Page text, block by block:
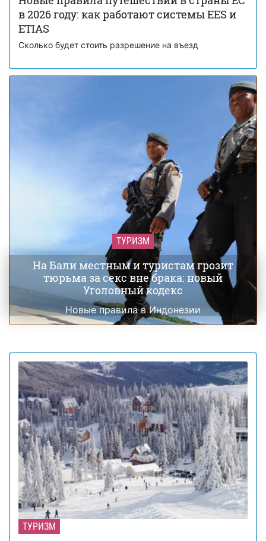
15 августа 13:05 Для украинцев действует программа
бесплатных авиарейсов в Канаду
в 2026 году: как работают системы EES и
ETIAS
Сколько будет стоить разрешение на въезд
ТУРИЗМ
На Бали местным и туристам грозит
тюрьма за секс вне брака: новый
Уголовный кодекс
Новые правила в Индонезии
ТУРИЗМ